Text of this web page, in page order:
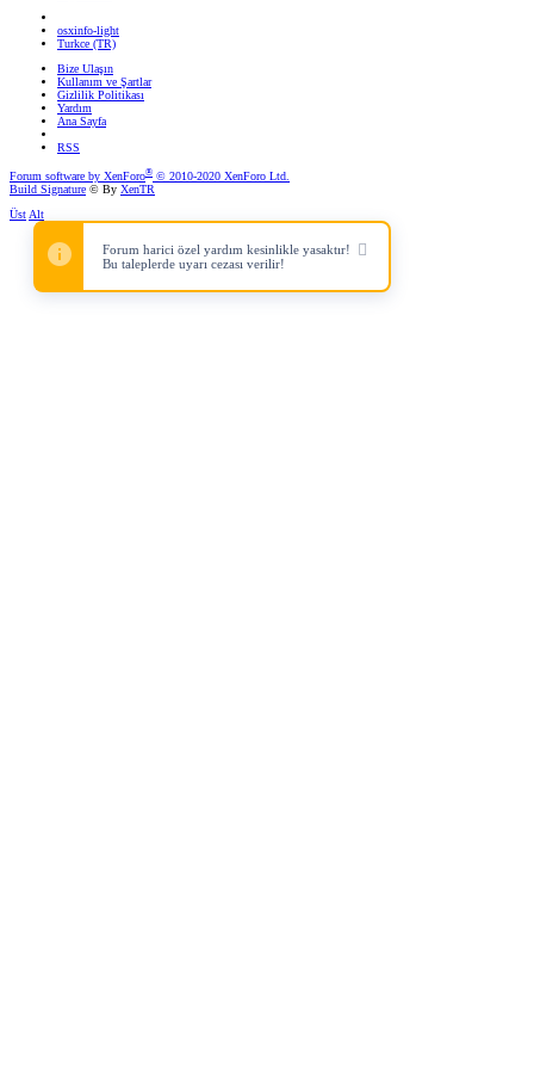
osxinfo-light
Turkce (TR)
Bize Ulaşın
Kullanım ve Şartlar
Gizlilik Politikası
Yardım
Ana Sayfa
RSS
Forum software by XenForo® © 2010-2020 XenForo Ltd.
Build Signature © By XenTR
Üst Alt
Forum harici özel yardım kesinlikle yasaktır!
Bu taleplerde uyarı cezası verilir!